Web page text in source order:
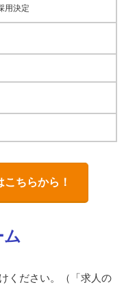
用決定
ちらから！
ム
ください。（「求人の